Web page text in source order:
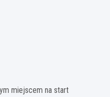
miejscem na start